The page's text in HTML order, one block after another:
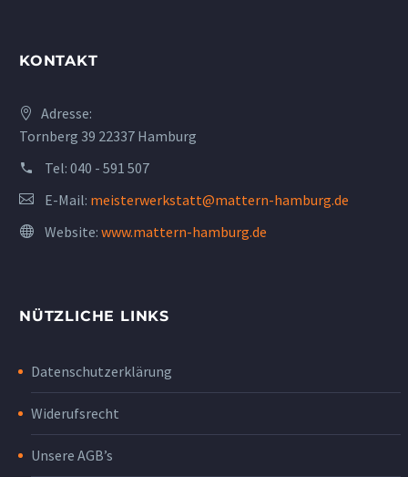
KONTAKT
Adresse:
Tornberg 39 22337 Hamburg
Tel: 040 - 591 507
E-Mail: meisterwerkstatt@mattern-hamburg.de
Website: www.mattern-hamburg.de
NÜTZLICHE LINKS
Datenschutzerklärung
Widerufsrecht
Unsere AGB’s